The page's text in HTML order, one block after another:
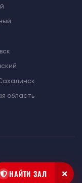
область
«Киокушин Профи»
НАЙТИ ЗАЛ